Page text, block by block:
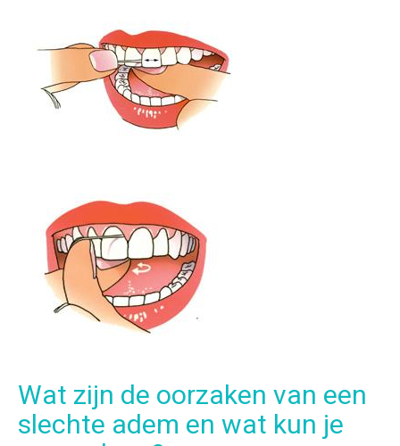
Wat zijn de oorzaken van een
slechte adem en wat kun je